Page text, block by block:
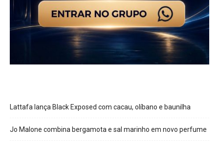
Lattafa lança Black Exposed com cacau, olíbano e baunilha
Jo Malone combina bergamota e sal marinho em novo perfume